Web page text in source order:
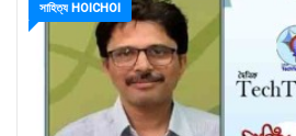
সাহিত্য HOICHOI